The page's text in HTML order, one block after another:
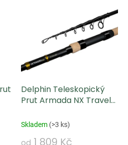
Delphin Teleskopický
Prut Armada NX Travel
Skladem (>3 ks)
1 809 Kč